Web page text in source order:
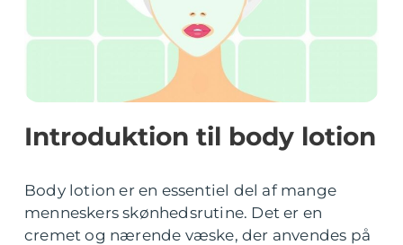
Introduktion til body lotion
Body lotion er en essentiel del af mange
menneskers skønhedsrutine. Det er en
cremet og nærende væske, der anvendes på